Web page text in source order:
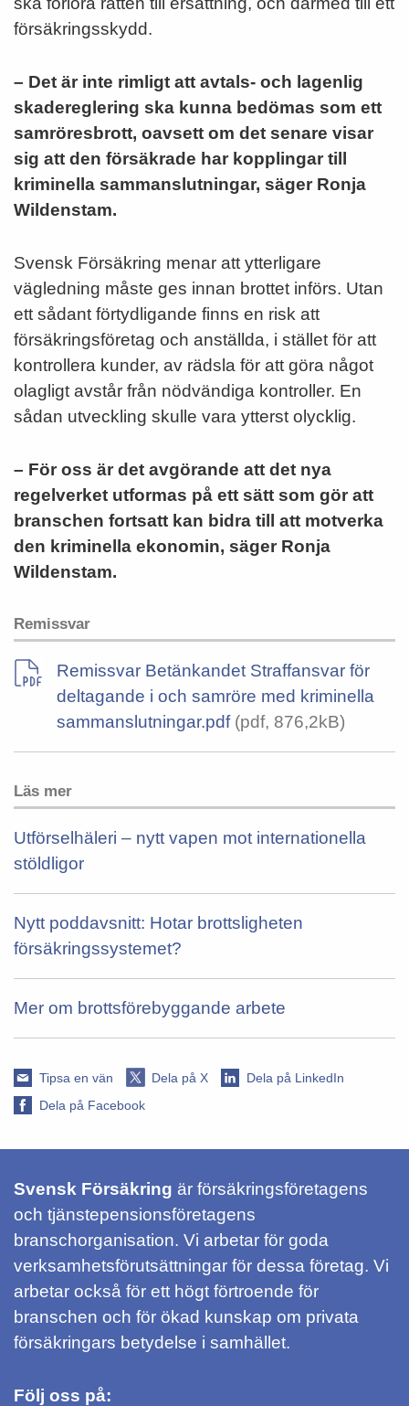
försäkringsskydd.
– Det är inte rimligt att avtals- och lagenlig
skadereglering ska kunna bedömas som ett
samröresbrott, oavsett om det senare visar
sig att den försäkrade har kopplingar till
kriminella sammanslutningar, säger Ronja
Wildenstam.
Svensk Försäkring menar att ytterligare
vägledning måste ges innan brottet införs. Utan
ett sådant förtydligande finns en risk att
försäkringsföretag och anställda, i stället för att
kontrollera kunder, av rädsla för att göra något
olagligt avstår från nödvändiga kontroller. En
sådan utveckling skulle vara ytterst olycklig.
– För oss är det avgörande att det nya
regelverket utformas på ett sätt som gör att
branschen fortsatt kan bidra till att motverka
den kriminella ekonomin, säger Ronja
Wildenstam.
Remissvar
Remissvar Betänkandet Straffansvar för
deltagande i och samröre med kriminella
sammanslutningar.pdf(pdf, 876,2kB)
Läs mer
Utförselhäleri – nytt vapen mot internationella
stöldligor
Nytt poddavsnitt: Hotar brottsligheten
försäkringssystemet?
Mer om brottsförebyggande arbete
Tipsa en vän Dela på X
Dela på LinkedIn
Dela på Facebook
Svensk Försäkring är försäkringsföretagens
och tjänstepensionsföretagens
branschorganisation. Vi arbetar för goda
verksamhetsförutsättningar för dessa företag. Vi
arbetar också för ett högt förtroende för
branschen och för ökad kunskap om privata
försäkringars betydelse i samhället.
Följ oss på: